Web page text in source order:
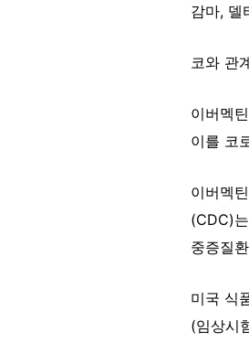
감마, 델
코와 관
이버멕
이를 코
이버멕
(CDC)
중증질
미국 식
(임상시